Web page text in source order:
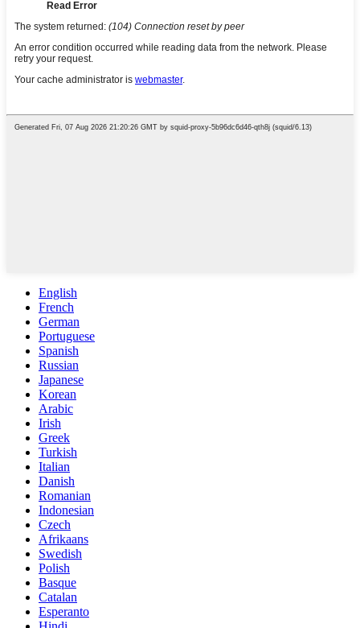
English
French
German
Portuguese
Spanish
Russian
Japanese
Korean
Arabic
Irish
Greek
Turkish
Italian
Danish
Romanian
Indonesian
Czech
Afrikaans
Swedish
Polish
Basque
Catalan
Esperanto